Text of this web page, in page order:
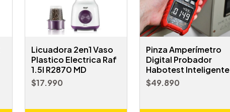
Licuadora 2en1 Vaso
Plastico Electrica Raf
1.5l R2870 MD
$17.990
Pinza Amperímetro
Digital Probador
Habotest Inteligente
$49.890